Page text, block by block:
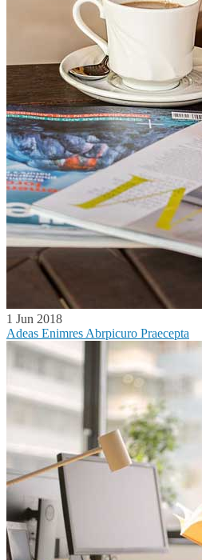
1 Jun 2018
Adeas Enimres Abrpicuro Praecepta